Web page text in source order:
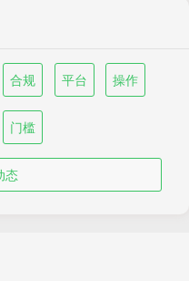
合规 平台 操作
门槛
态